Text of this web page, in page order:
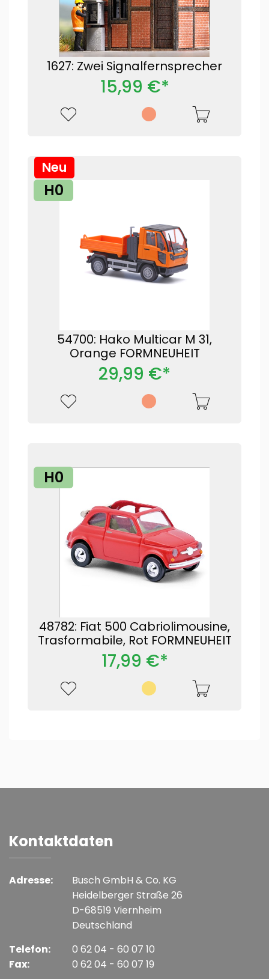
1627: Zwei Signalfernsprecher
15,99 €*
H0
54700: Hako Multicar M 31,
Orange FORMNEUHEIT
Neu
29,99 €*
H0
48782: Fiat 500 Cabriolimousine,
Trasformabile, Rot FORMNEUHEIT
17,99 €*
Kontaktdaten
Adresse:
Busch GmbH & Co. KG
Heidelberger Straße 26
D-68519 Viernheim
Deutschland
Telefon:
Fax:
0 62 04 - 60 07 10
0 62 04 - 60 07 19